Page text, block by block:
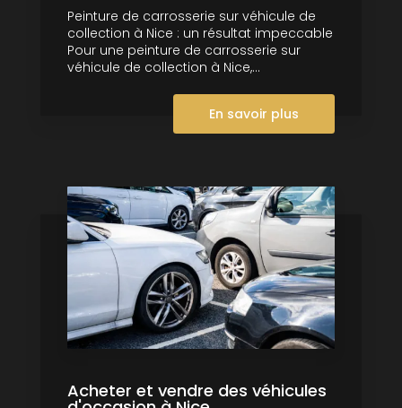
Peinture de carrosserie sur véhicule de
collection à Nice : un résultat impeccable
Pour une peinture de carrosserie sur
véhicule de collection à Nice,...
En savoir plus
Acheter et vendre des véhicules